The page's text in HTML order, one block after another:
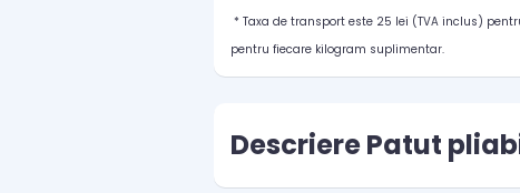
* Taxa de transport este 25 lei (TVA inclus)
pentru fiecare kilogram suplimentar.
Descriere Patut